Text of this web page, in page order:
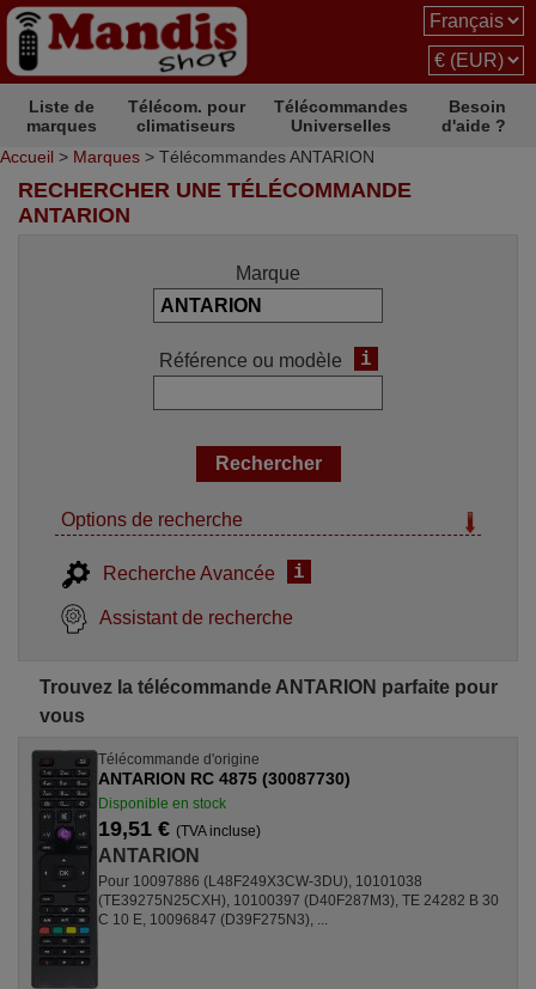
Liste de
marques
Télécom. pour
climatiseurs
Télécommandes
Universelles
Besoin
d'aide ?
Accueil > Marques > Télécommandes ANTARION
RECHERCHER UNE TÉLÉCOMMANDE
ANTARION
Marque
Référence ou modèle i
Options de recherche
Recherche Avancée i
Assistant de recherche
Trouvez la télécommande ANTARION parfaite pour
vous
Télécommande d'origine
ANTARION RC 4875 (30087730)
Disponible en stock
19,51 € (TVA incluse)
ANTARION
Pour 10097886 (L48F249X3CW-3DU), 10101038
(TE39275N25CXH), 10100397 (D40F287M3), TE 24282 B 30
C 10 E, 10096847 (D39F275N3), ...